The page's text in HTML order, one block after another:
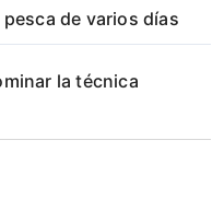
de varios días
la técnica